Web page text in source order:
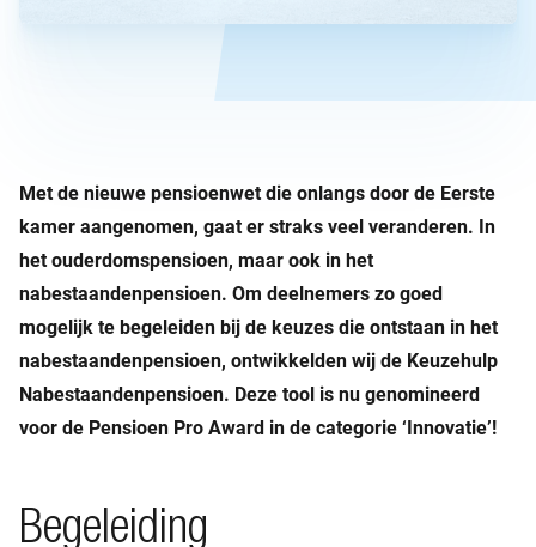
Met de nieuwe pensioenwet die onlangs door de Eerste
kamer aangenomen, gaat er straks veel veranderen. In
het ouderdomspensioen, maar ook in het
nabestaandenpensioen. Om deelnemers zo goed
mogelijk te begeleiden bij de keuzes die ontstaan in het
nabestaandenpensioen, ontwikkelden wij de Keuzehulp
Nabestaandenpensioen. Deze tool is nu genomineerd
voor de Pensioen Pro Award in de categorie ‘Innovatie’!
Begeleiding